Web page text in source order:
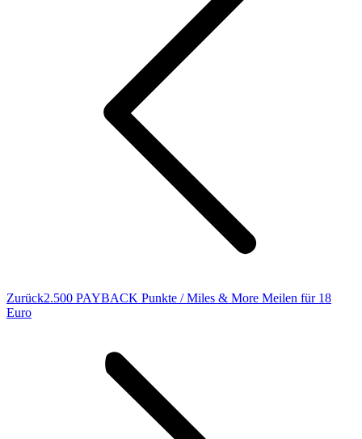
ZurückVorheriger
2.500 PAYBACK Punkte / Miles & More Meilen für 18
Euro